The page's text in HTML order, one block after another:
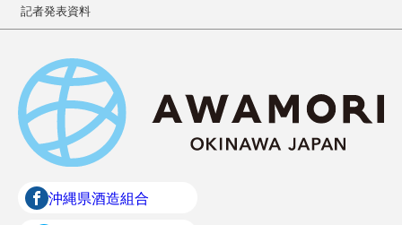
記者発表資料
沖縄県酒造組合